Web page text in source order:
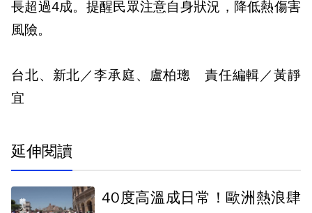
長超過4成。提醒民眾注意自身狀況，降低熱傷害
風險。
台北、新北／李承庭、盧柏璁 責任編輯／黃靜
宜
延伸閱讀
40度高溫成日常！歐洲熱浪肆